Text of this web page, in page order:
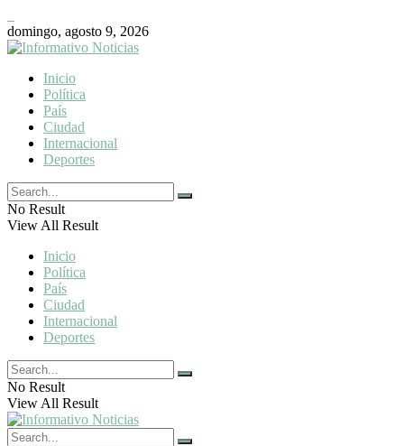
domingo, agosto 9, 2026
Inicio
Política
País
Ciudad
Internacional
Deportes
No Result
View All Result
Inicio
Política
País
Ciudad
Internacional
Deportes
No Result
View All Result